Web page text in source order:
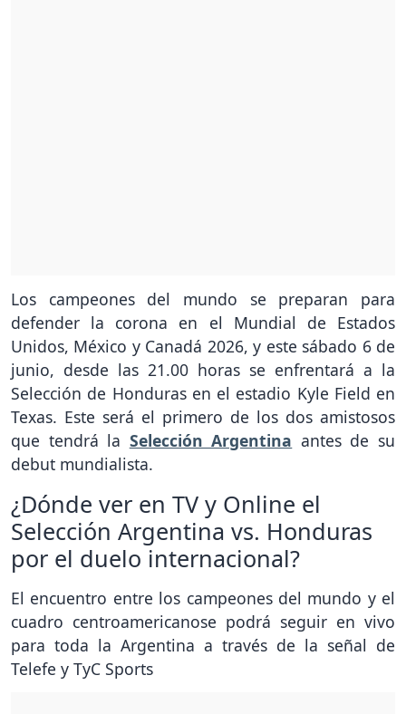
Los campeones del mundo se preparan para
defender la corona en el Mundial de Estados
Unidos, México y Canadá 2026, y este sábado 6 de
junio, desde las 21.00 horas se enfrentará a la
Selección de Honduras en el estadio Kyle Field en
Texas. Este será el primero de los dos amistosos
que tendrá la Selección Argentina antes de su
debut mundialista.
¿Dónde ver en TV y Online el
Selección Argentina vs. Honduras
por el duelo internacional?
El encuentro entre los campeones del mundo y el
cuadro centroamericanose podrá seguir en vivo
para toda la Argentina a través de la señal de
Telefe y TyC Sports